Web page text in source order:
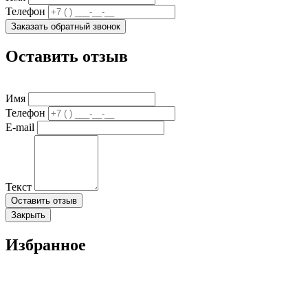
Телефон
Заказать обратный звонок
Оставить отзыв
Имя
Телефон
E-mail
Текст
Оставить отзыв
Закрыть
Избранное